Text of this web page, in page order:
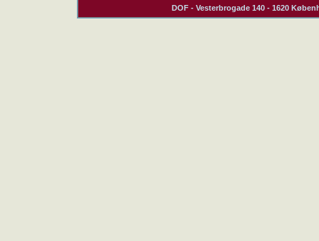
DOF - Vesterbrogade 140 - 1620